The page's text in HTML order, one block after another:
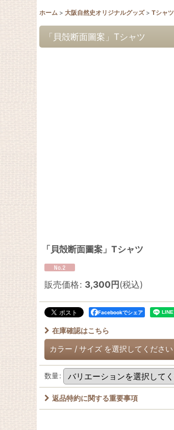
ホーム > 大阪自然史オリジナルグッズ > Tシャツ
「貝殻断面圖案」Tシャツ
「貝殻断面圖案」Tシャツ
販売価格: 3,300円(税込)
Facebookでシェア
在庫確認はこちら
カラー / サイズ を選択してください
数量:
返品特約に関する重要事項